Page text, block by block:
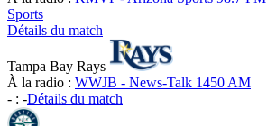
Sports
Détails du match
Tampa Bay Rays
À la radio : WWJB - News-Talk 1450 AM
- : -Détails du match